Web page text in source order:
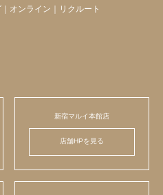
｜ オンライン ｜ リクルート
新宿マルイ本館店
店舗HPを見る